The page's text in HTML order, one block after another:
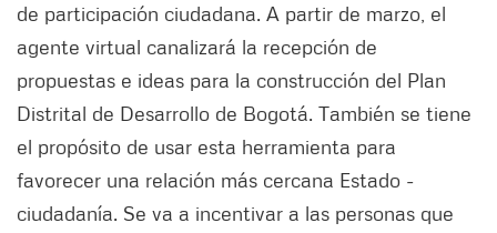
de participación ciudadana. A partir de marzo, el
agente virtual canalizará la recepción de
propuestas e ideas para la construcción del Plan
Distrital de Desarrollo de Bogotá. También se tiene
el propósito de usar esta herramienta para
favorecer una relación más cercana Estado -
ciudadanía. Se va a incentivar a las personas que